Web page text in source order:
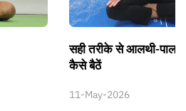
सही तरीके से आलथी-
कैसे बैठें
11-May-2026